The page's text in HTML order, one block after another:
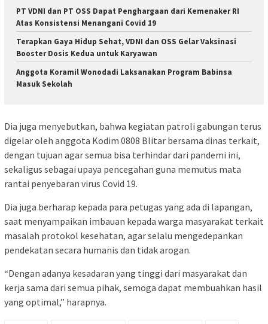
PT VDNI dan PT OSS Dapat Penghargaan dari Kemenaker RI
Atas Konsistensi Menangani Covid 19
Terapkan Gaya Hidup Sehat, VDNI dan OSS Gelar Vaksinasi
Booster Dosis Kedua untuk Karyawan
Anggota Koramil Wonodadi Laksanakan Program Babinsa
Masuk Sekolah
Dia juga menyebutkan, bahwa kegiatan patroli gabungan terus
digelar oleh anggota Kodim 0808 Blitar bersama dinas terkait,
dengan tujuan agar semua bisa terhindar dari pandemi ini,
sekaligus sebagai upaya pencegahan guna memutus mata
rantai penyebaran virus Covid 19.
Dia juga berharap kepada para petugas yang ada di lapangan,
saat menyampaikan imbauan kepada warga masyarakat terkait
masalah protokol kesehatan, agar selalu mengedepankan
pendekatan secara humanis dan tidak arogan.
“Dengan adanya kesadaran yang tinggi dari masyarakat dan
kerja sama dari semua pihak, semoga dapat membuahkan hasil
yang optimal,” harapnya.